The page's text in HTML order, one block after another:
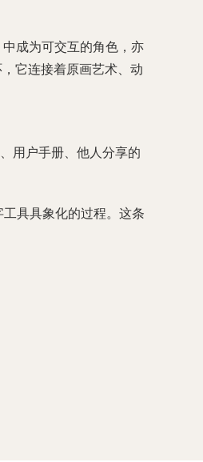
成为可交互的角色，亦
它连接着原画艺术、动
用户手册、他人分享的
具具象化的过程。这条